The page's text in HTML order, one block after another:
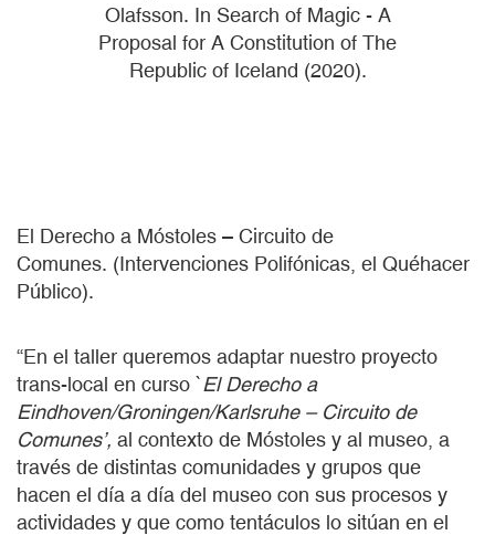
Olafsson. In Search of Magic - A
Proposal for A Constitution of The
Republic of Iceland (2020).
El Derecho a Móstoles – Circuito de
Comunes. (Intervenciones Polifónicas, el Quéhacer
Público).
“En el taller queremos adaptar nuestro proyecto
trans-local en curso `El Derecho a
Eindhoven/Groningen/Karlsruhe – Circuito de
Comunes’, al contexto de Móstoles y al museo, a
través de distintas comunidades y grupos que
hacen el día a día del museo con sus procesos y
actividades y que como tentáculos lo sitúan en el